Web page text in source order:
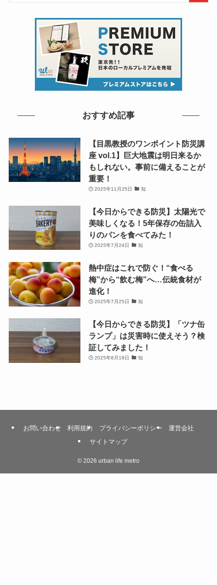
おすすめ記事
【目黒教授のワンポイント防災講
座 vol.1】巨大地震は明日来るか
もしれない。事前に備えることが
重要！
2025年11月25日 知
【今日からできる防災】太陽光で
美味しくなる！5年保存の缶詰入
りのパンを食べてみた！
2025年7月24日 知
熱中症はこれで防ぐ！“食べる
梅”から“飲む梅”へ…伝統食材が
進化！
2025年7月25日 知
【今日からできる防災】「ツナ缶
ランプ」は災害時に使えそう？検
証してみました！
2025年8月19日 知
お問い合わせ 利用規約 プライバシーポリシー
運営会社
サイトマップ
© 2026 urban life metro